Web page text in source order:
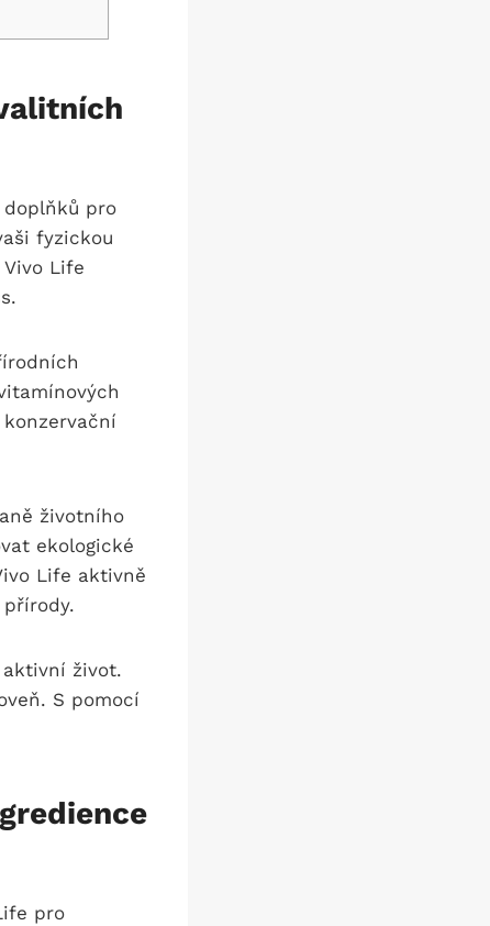
pro
fyzickou
Life
životního
ekologické
Life aktivně
život.
S pomocí
pro